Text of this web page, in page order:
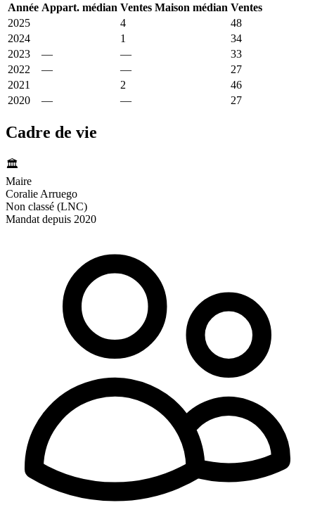
Année Appart. médian Ventes Maison médian Ventes
2025
4
48
2024
1
34
2023
— —
33
2022
— —
27
2021
2
46
2020
— — 27
Cadre de vie
🏛️
Maire
Coralie Arruego
Non classé (LNC)
Mandat depuis 2020